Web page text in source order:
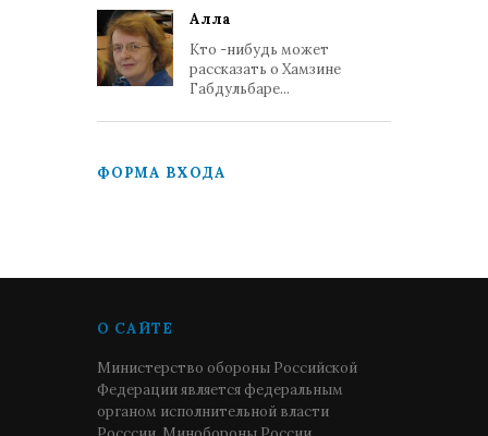
Алла
Кто -нибудь может
рассказать о Хамзине
Габдульбаре...
ФОРМА ВХОДА
О САЙТЕ
Министерство обороны Российской
Федерации является федеральным
органом исполнительной власти